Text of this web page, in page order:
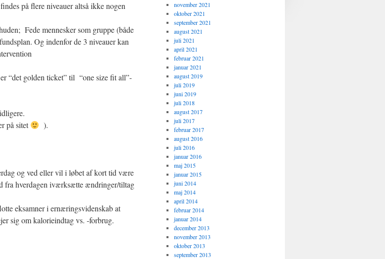
på flere niveauer altså ikke nogen
Fede mennesker som gruppe (både
Og indenfor de 3 niveauer kan
“det golden ticket” til “one size fit all”-
på sitet
).
og ved eller vil i løbet af kort tid være
fra hverdagen iværksætte ændringer/tiltag
eksamner i ernæringsvidenskab at
sig om kalorieindtag vs. -forbrug.
november 2021
oktober 2021
september 2021
august 2021
juli 2021
april 2021
februar 2021
januar 2021
august 2019
juli 2019
juni 2019
juli 2018
august 2017
juli 2017
februar 2017
august 2016
juli 2016
januar 2016
maj 2015
januar 2015
juni 2014
maj 2014
april 2014
februar 2014
januar 2014
december 2013
november 2013
oktober 2013
september 2013